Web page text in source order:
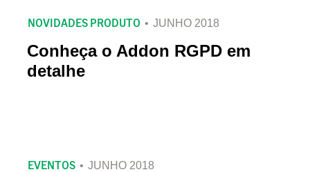
NOVIDADES PRODUTO JUNHO 2018
Conheça o Addon RGPD em
detalhe
EVENTOS JUNHO 2018